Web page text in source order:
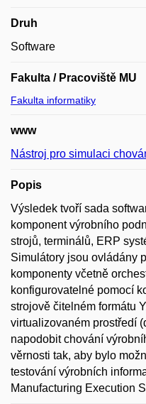
Druh
Software
Fakulta / Pracoviště MU
Fakulta informatiky
www
Nástroj pro simulaci
Popis
Výsledek tvoří sada
komponent výrobního
strojů, terminálů, ERP
Simulátory jsou ovládány
komponenty včetně
konfigurovatelné pomocí
strojově čitelném formátu
virtualizovaném prostředí
napodobit chování
věrnosti tak, aby bylo
testování výrobních
Manufacturing Execution